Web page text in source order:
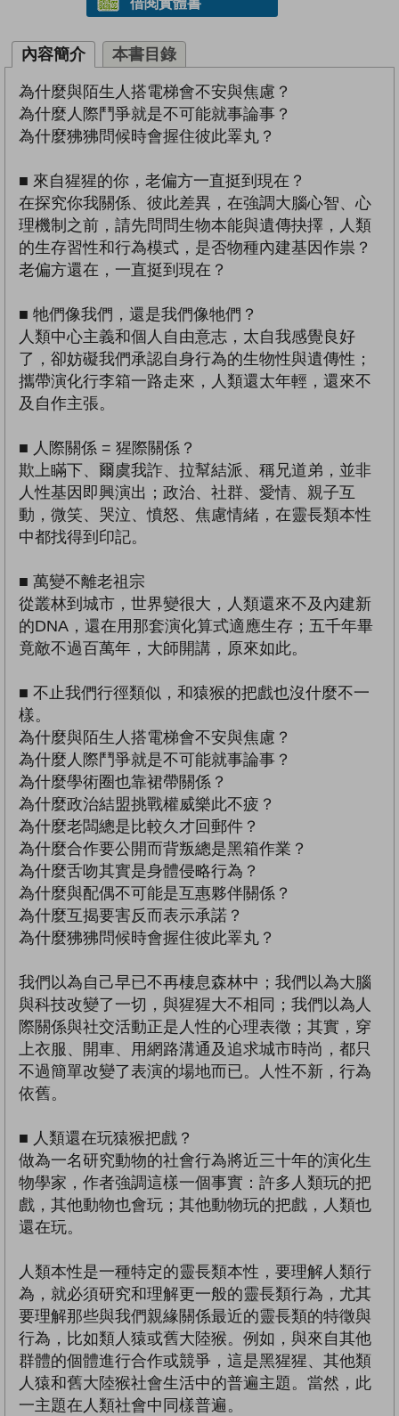
借閱實體書
內容簡介 本書目錄
為什麼與陌生人搭電梯會不安與焦慮？
為什麼人際鬥爭就是不可能就事論事？
為什麼狒狒問候時會握住彼此睪丸？
■ 來自猩猩的你，老偏方一直挺到現在？
在探究你我關係、彼此差異，在強調大腦心智、心
理機制之前，請先問問生物本能與遺傳抉擇，人類
的生存習性和行為模式，是否物種內建基因作祟？
老偏方還在，一直挺到現在？
■ 牠們像我們，還是我們像牠們？
人類中心主義和個人自由意志，太自我感覺良好
了，卻妨礙我們承認自身行為的生物性與遺傳性；
攜帶演化行李箱一路走來，人類還太年輕，還來不
及自作主張。
■ 人際關係 = 猩際關係？
欺上瞞下、爾虞我詐、拉幫結派、稱兄道弟，並非
人性基因即興演出；政治、社群、愛情、親子互
動，微笑、哭泣、憤怒、焦慮情緒，在靈長類本性
中都找得到印記。
■ 萬變不離老祖宗
從叢林到城市，世界變很大，人類還來不及內建新
的DNA，還在用那套演化算式適應生存；五千年畢
竟敵不過百萬年，大師開講，原來如此。
■ 不止我們行徑類似，和猿猴的把戲也沒什麼不一
樣。
為什麼與陌生人搭電梯會不安與焦慮？
為什麼人際鬥爭就是不可能就事論事？
為什麼學術圈也靠裙帶關係？
為什麼政治結盟挑戰權威樂此不疲？
為什麼老闆總是比較久才回郵件？
為什麼合作要公開而背叛總是黑箱作業？
為什麼舌吻其實是身體侵略行為？
為什麼與配偶不可能是互惠夥伴關係？
為什麼互揭要害反而表示承諾？
為什麼狒狒問候時會握住彼此睪丸？
我們以為自己早已不再棲息森林中；我們以為大腦
與科技改變了一切，與猩猩大不相同；我們以為人
際關係與社交活動正是人性的心理表徵；其實，穿
上衣服、開車、用網路溝通及追求城市時尚，都只
不過簡單改變了表演的場地而已。人性不新，行為
依舊。
■ 人類還在玩猿猴把戲？
做為一名研究動物的社會行為將近三十年的演化生
物學家，作者強調這樣一個事實：許多人類玩的把
戲，其他動物也會玩；其他動物玩的把戲，人類也
還在玩。
人類本性是一種特定的靈長類本性，要理解人類行
為，就必須研究和理解更一般的靈長類行為，尤其
要理解那些與我們親緣關係最近的靈長類的特徵與
行為，比如類人猿或舊大陸猴。例如，與來自其他
群體的個體進行合作或競爭，這是黑猩猩、其他類
人猿和舊大陸猴社會生活中的普遍主題。當然，此
一主題在人類社會中同樣普遍。